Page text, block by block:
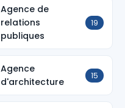
Agence de
relations
publiques
19
Agence
d'architecture
15